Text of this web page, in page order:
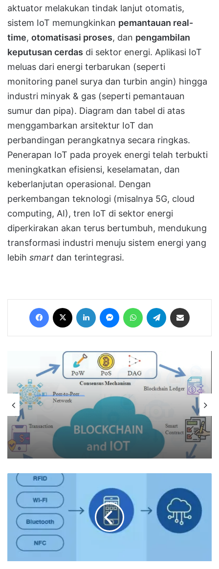
aktuator melakukan tindak lanjut otomatis,
sistem IoT memungkinkan pemantauan real-
time, otomatisasi proses, dan pengambilan
keputusan cerdas di sektor energi. Aplikasi IoT
meluas dari energi terbarukan (seperti
monitoring panel surya dan turbin angin) hingga
industri minyak & gas (seperti pemantauan
sumur dan pipa). Diagram dan tabel di atas
menggambarkan arsitektur IoT dan
perbandingan perangkatnya secara ringkas.
Penerapan IoT pada proyek energi telah terbukti
meningkatkan efisiensi, keselamatan, dan
keberlanjutan operasional. Dengan
perkembangan teknologi (misalnya 5G, cloud
computing, AI), tren IoT di sektor energi
diperkirakan akan terus bertumbuh, mendukung
transformasi industri menuju sistem energi yang
lebih smart dan terintegrasi.
Facebook LinkedIn MessengerWhatsAppTelegram
teknologi 4.0
June 23, 2025
Blockchain dalam IoT: Apakah Solusi
Keamanan Masa Depan?
Cloud
Computing
dalam
Fungsi
dan
Manfaatnya